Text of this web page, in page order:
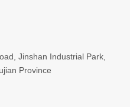
Jinshan Industrial Park,
Province